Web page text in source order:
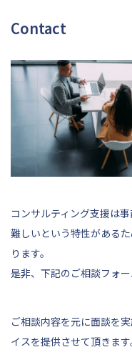
Contact
コンサルティング支援は
難しいという特性がある
ります。
是非、 下記のご相談フォ
ご相談内容を元に面談を
イスを提供させて頂きます